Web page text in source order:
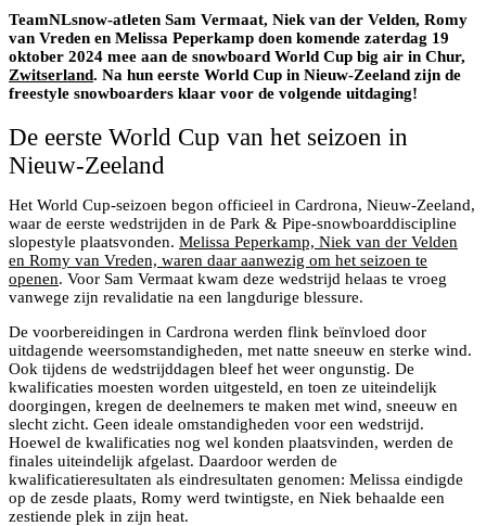
TeamNLsnow-atleten Sam Vermaat, Niek van der Velden, Romy
van Vreden en Melissa Peperkamp doen komende zaterdag 19
oktober 2024 mee aan de snowboard World Cup big air in Chur,
Zwitserland. Na hun eerste World Cup in Nieuw-Zeeland zijn de
freestyle snowboarders klaar voor de volgende uitdaging!
De eerste World Cup van het seizoen in
Nieuw-Zeeland
Het World Cup-seizoen begon officieel in Cardrona, Nieuw-Zeeland,
waar de eerste wedstrijden in de Park & Pipe-snowboarddiscipline
slopestyle plaatsvonden. Melissa Peperkamp, Niek van der Velden
en Romy van Vreden, waren daar aanwezig om het seizoen te
openen. Voor Sam Vermaat kwam deze wedstrijd helaas te vroeg
vanwege zijn revalidatie na een langdurige blessure.
De voorbereidingen in Cardrona werden flink beïnvloed door
uitdagende weersomstandigheden, met natte sneeuw en sterke wind.
Ook tijdens de wedstrijddagen bleef het weer ongunstig. De
kwalificaties moesten worden uitgesteld, en toen ze uiteindelijk
doorgingen, kregen de deelnemers te maken met wind, sneeuw en
slecht zicht. Geen ideale omstandigheden voor een wedstrijd.
Hoewel de kwalificaties nog wel konden plaatsvinden, werden de
finales uiteindelijk afgelast. Daardoor werden de
kwalificatieresultaten als eindresultaten genomen: Melissa eindigde
op de zesde plaats, Romy werd twintigste, en Niek behaalde een
zestiende plek in zijn heat.